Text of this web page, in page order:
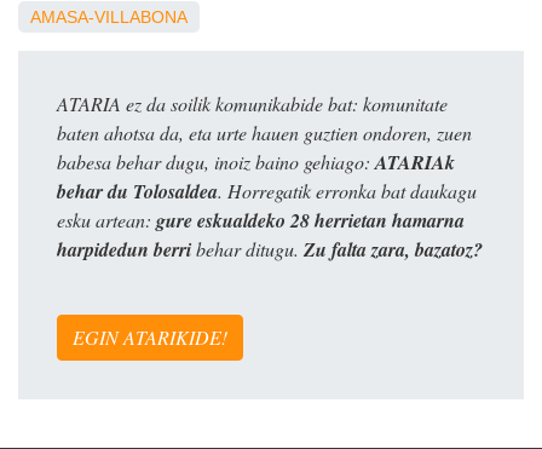
AMASA-VILLABONA
ATARIA ez da soilik komunikabide bat: komunitate
baten ahotsa da, eta urte hauen guztien ondoren, zuen
babesa behar dugu, inoiz baino gehiago:ATARIAk
behar du Tolosaldea. Horregatik erronka bat daukagu
esku artean: gure eskualdeko 28 herrietan hamarna
harpidedun berribehar ditugu. Zu falta zara, bazatoz?
EGIN ATARIKIDE!